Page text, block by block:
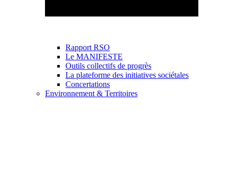
Rapport RSO
Le MANIFESTE
Outils collectifs de progrès
La plateforme des initiatives sociétales
Concertations
Environnement & Territoires